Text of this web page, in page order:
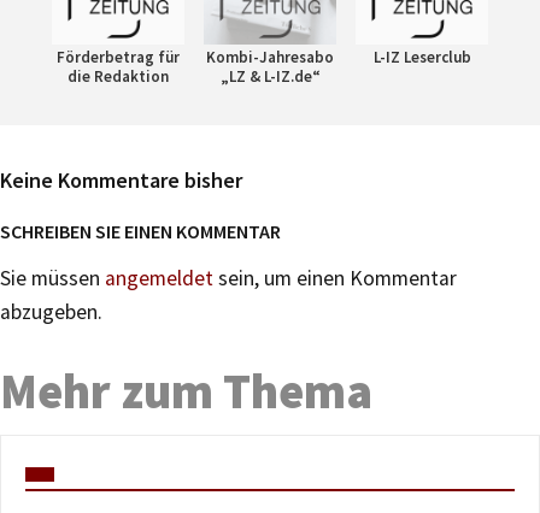
Förderbetrag für
die Redaktion
Kombi-Jahresabo
„LZ & L-IZ.de“
L-IZ Leserclub
Keine Kommentare bisher
SCHREIBEN SIE EINEN KOMMENTAR
Sie müssen angemeldetsein, um einen Kommentar
abzugeben.
Mehr zum Thema